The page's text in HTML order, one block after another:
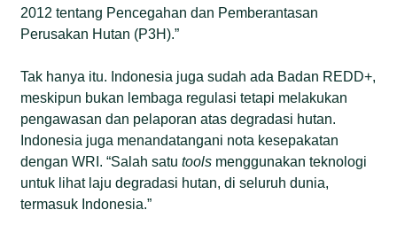
2012 tentang Pencegahan dan Pemberantasan
Perusakan Hutan (P3H).”
Tak hanya itu. Indonesia juga sudah ada Badan REDD+,
meskipun bukan lembaga regulasi tetapi melakukan
pengawasan dan pelaporan atas degradasi hutan.
Indonesia juga menandatangani nota kesepakatan
dengan WRI. “Salah satutools menggunakan teknologi
untuk lihat laju degradasi hutan, di seluruh dunia,
termasuk Indonesia.”